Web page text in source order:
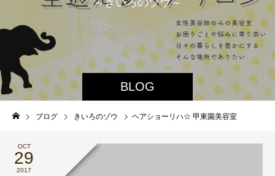
BLOG
ブログ きいろのゾウ ヘアショーリハ☆ 甲東園美容室
OCT
29
2017